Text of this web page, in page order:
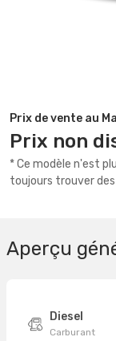
Prix de vente au
Prix non
* Ce modèle n'est
toujours trouver
Aperçu
Diesel
Carburant